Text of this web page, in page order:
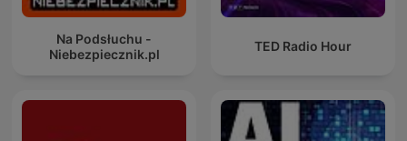
Na Podsłuchu -
Niebezpiecznik.pl
TED Radio Hour